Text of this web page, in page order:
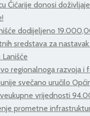
Ćićarije donosi
dodijeljeno
sredstava za
regionalnoga razvoja i
svečano uručilo
vrijednosti
prometne